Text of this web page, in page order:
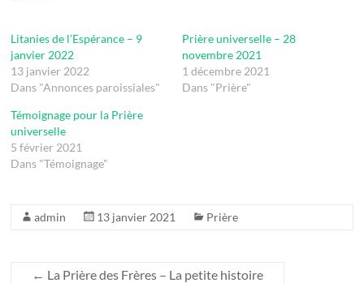
Litanies de l’Espérance – 9
janvier 2022
13 janvier 2022
Dans "Annonces paroissiales"
Prière universelle – 28
novembre 2021
1 décembre 2021
Dans "Prière"
Témoignage pour la Prière
universelle
5 février 2021
Dans "Témoignage"
admin 13 janvier 2021 Prière
← La Prière des Frères – La petite histoire